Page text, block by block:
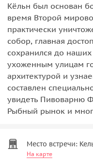
Кёльн был основан
время Второй
практически
собор, главная
сохранился до
ухоженным улицам
архитектурой и
составлен
увидеть Пивоварню
Рыбный рынок и
Место встречи:
На карте